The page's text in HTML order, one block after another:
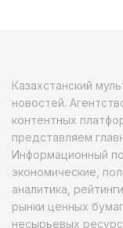
Казахстанский
новостей.
контентных
представляем
Информационный
экономические,
аналитика,
рынки ценных
несырьевых